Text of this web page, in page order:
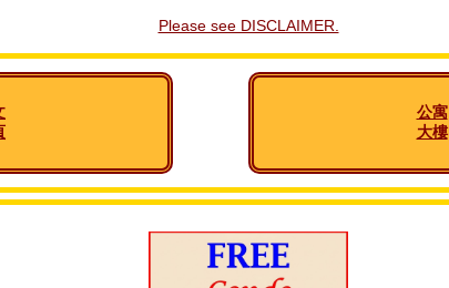
Please see DISCLAIMER.
公寓
大樓